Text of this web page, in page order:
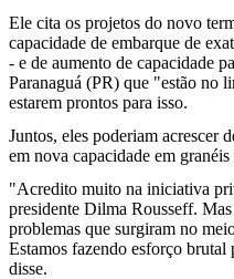
Ele cita os projetos do novo
capacidade de embarque de
- e de aumento de capacidade
Paranaguá (PR) que "estão no
estarem prontos para isso.
Juntos, eles poderiam acrescer
em nova capacidade em granéis
"Acredito muito na iniciativa
presidente Dilma Rousseff.
problemas que surgiram no
Estamos fazendo esforço
disse.